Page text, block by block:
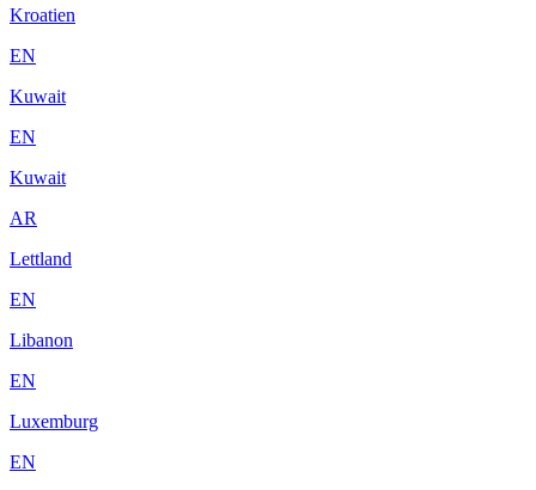
Kroatien
EN
Kuwait
EN
Kuwait
AR
Lettland
EN
Libanon
EN
Luxemburg
EN